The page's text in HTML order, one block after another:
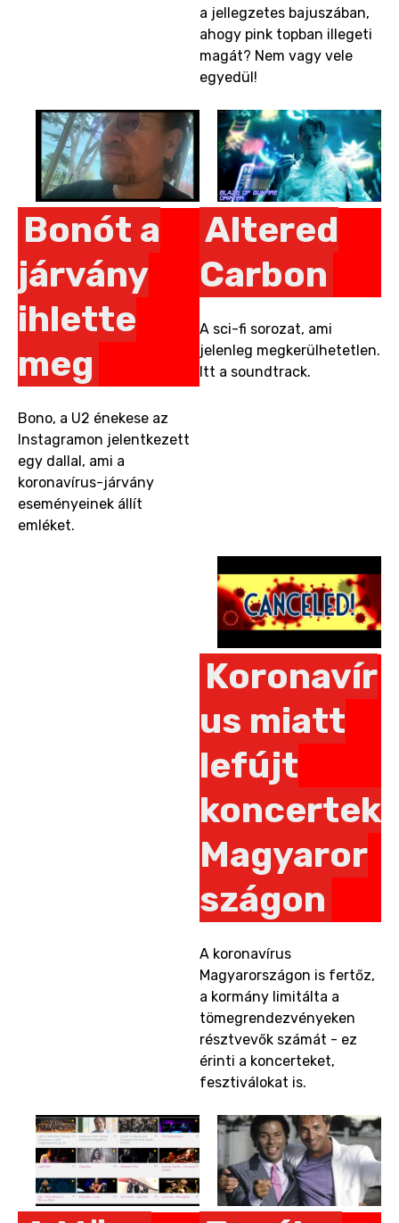
a jellegzetes bajuszában,
ahogy pink topban illegeti
magát? Nem vagy vele
egyedül!
Bonót a
járvány
ihlette
meg
Bono, a U2 énekese az
Instagramon jelentkezett
egy dallal, ami a
koronavírus-járvány
eseményeinek állít
emléket.
Altered
Carbon
A sci-fi sorozat, ami
jelenleg megkerülhetetlen.
Itt a soundtrack.
Koronavír
us miatt
lefújt
koncertek
Magyaror
szágon
A koronavírus
Magyarországon is fertőz,
a kormány limitálta a
tömegrendezvényeken
résztvevők számát - ez
érinti a koncerteket,
fesztiválokat is.